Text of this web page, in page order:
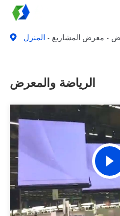
المنزل معرض المشاريع
الرياضة والمعرض